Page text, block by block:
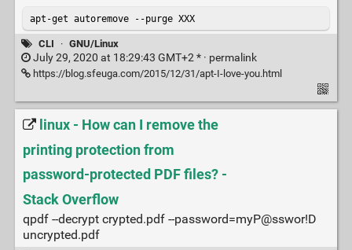
apt-get autoremove --purge XXX
CLI · GNU/Linux
July 29, 2020 at 18:29:43 GMT+2 * · permalink
https://blog.sfeuga.com/2015/12/31/apt-I-love-you.html
linux - How can I remove the
printing protection from
password-protected PDF files? -
Stack Overflow
qpdf --decrypt crypted.pdf --password=myP@sswor!D
uncrypted.pdf